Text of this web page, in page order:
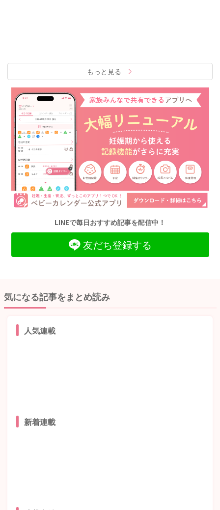
もっと見る
LINEで毎日おすすめ記事を配信中！
友だち登録する
気になる記事をまとめ読み
人気連載
新着連載